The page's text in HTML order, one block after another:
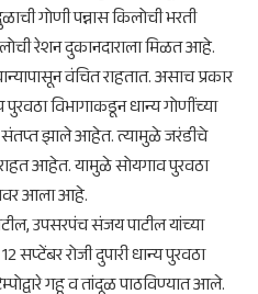
गोणी पन्नास किलोची भरती
रेशन दुकानदाराला मिळत आहे.
वंचित राहतात. असाच प्रकार
विभागाकडून धान्य गोणींच्या
संतप्त झाले आहेत. त्यामुळे जरंडीचे
आहेत. यामुळे सोयगाव पुरवठा
आला आहे.
उपसरपंच संजय पाटील यांच्या
रोजी दुपारी धान्य पुरवठा
गहू व तांदूळ पाठविण्यात आले.